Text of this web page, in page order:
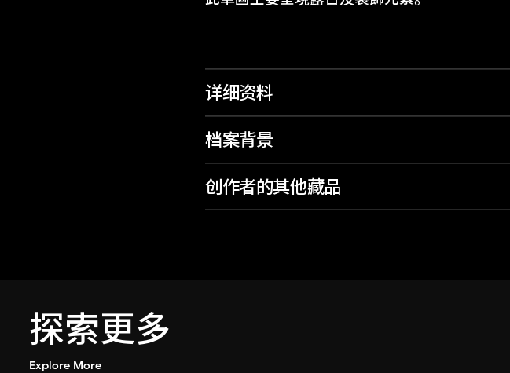
详细资料
档案背景
创作者的其他藏品
探索更多
Explore More